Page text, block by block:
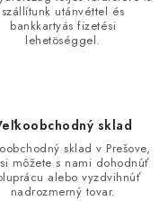
szállítunk utánvéttel és
bankkartyás fizetési
lehetöséggel.
sklad
sklad v Prešove,
môžete s nami dohodnúť
alebo vyzdvihnúť
nadrozmerný tovar.